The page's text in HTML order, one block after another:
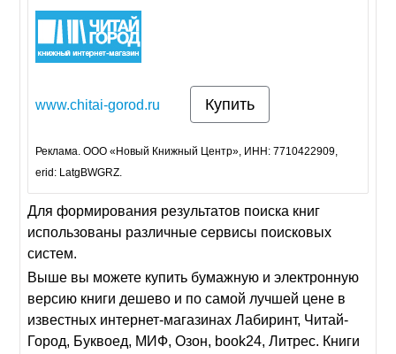
www.chitai-gorod.ru Купить
Реклама. ООО «Новый Книжный Центр», ИНН: 7710422909,
erid: LatgBWGRZ.
Для формирования результатов поиска книг
использованы различные сервисы поисковых
систем.
Выше вы можете купить бумажную и электронную
версию книги дешево и по самой лучшей цене в
известных интернет-магазинах Лабиринт, Читай-
Город, Буквоед, МИФ, Озон, book24, Литрес. Книги